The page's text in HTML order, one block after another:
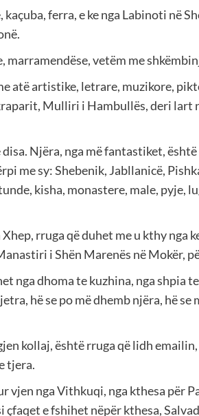
kaçuba, ferra, e ke nga Labinoti në
marramendëse, vetëm me
atë artistike, letrare, muzikore,
Mulliri i Hambullës, deri lart
Njëra, nga më fantastiket,
me sy: Shebenik, Jabllanicë,
kisha, monastere, male, pyje,
rruga që duhet me u kthy nga
i Shën Marenës në Mokër,
nga dhoma te kuzhina, nga shpia
hë se po më dhemb njëra, hë
kollaj, është rruga që lidh
tjera.
vjen nga Vithkuqi, nga kthesa për
çfaqet e fshihet nëpër kthesa,